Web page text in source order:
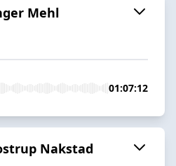
Mehl
01:07:12
Nakstad